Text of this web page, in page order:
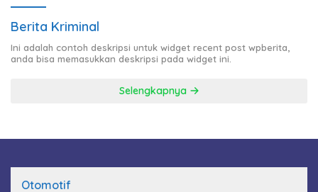
Berita Kriminal
Ini adalah contoh deskripsi untuk widget recent post wpberita,
anda bisa memasukkan deskripsi pada widget ini.
Selengkapnya
Otomotif